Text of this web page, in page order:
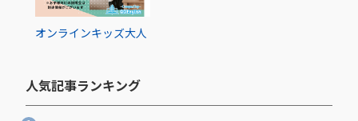
オンラインキッズ大人
人気記事ランキング​